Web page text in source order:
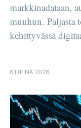
markkinadataan,
muuhun. Paljasta
kehittyvässä
6 HEINÄ 2026